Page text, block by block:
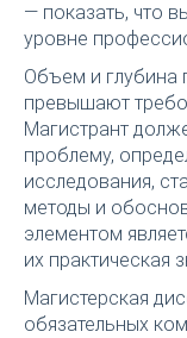
— показать, что
уровне
Объем и глубина
превышают
Магистрант
проблему,
исследования,
методы и
элементом
их практическая
Магистерская
обязательных